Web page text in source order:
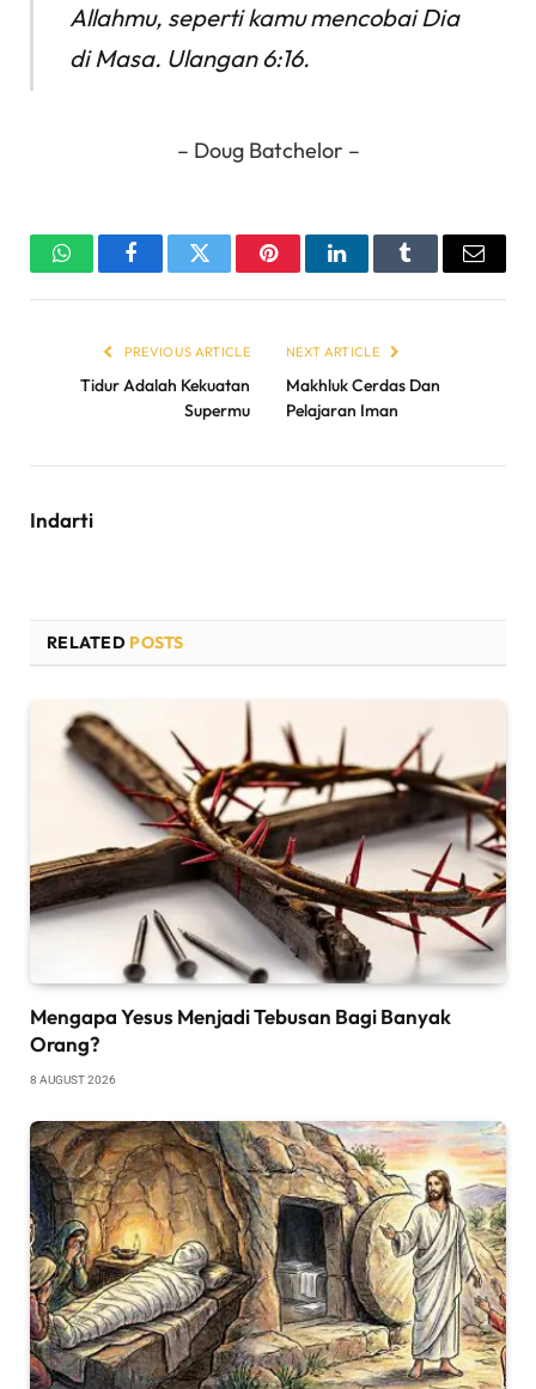
Allahmu, seperti kamu mencobai Dia
di Masa. Ulangan 6:16.
– Doug Batchelor –
WhatsAppFacebookTwitter PinterestLinkedInTumblr Email
PREVIOUS ARTICLE
Tidur Adalah Kekuatan
Supermu
NEXT ARTICLE
Makhluk Cerdas Dan
Pelajaran Iman
Indarti
RELATED POSTS
Mengapa Yesus Menjadi Tebusan Bagi Banyak
Orang?
8 AUGUST 2026